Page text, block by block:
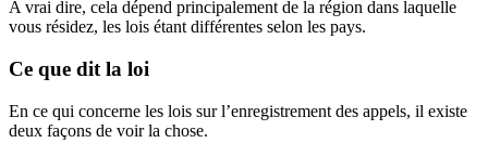
A vrai dire, cela dépend principalement de la région dans laquelle
vous résidez, les lois étant différentes selon les pays.
Ce que dit la loi
En ce qui concerne les lois sur l’enregistrement des appels, il existe
deux façons de voir la chose.